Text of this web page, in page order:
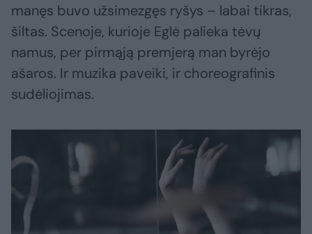
manęs buvo užsimezgęs ryšys – labai tikras,
šiltas. Scenoje, kurioje Eglė palieka tėvų
namus, per pirmąją premjerą man byrėjo
ašaros. Ir muzika paveiki, ir choreografinis
sudėliojimas.